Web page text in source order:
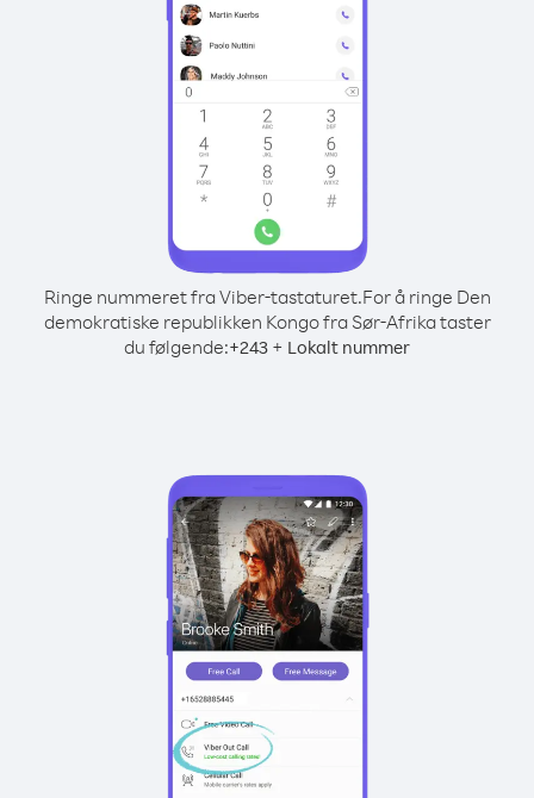
Ringe nummeret fra Viber-tastaturet.For å ringe Den
demokratiske republikken Kongo fra Sør-Afrika taster
du følgende:+243 + Lokalt nummer